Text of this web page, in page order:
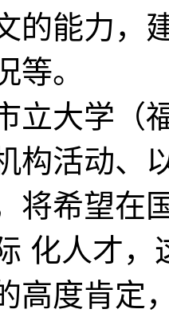
的能力，
等。
大学（福
构活动、
将希望在
化人才，
高度肯定